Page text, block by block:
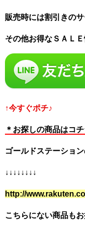
販売時には割引きのサ
その他お得なＳＡＬＥ
↑今すぐポチ♪
＊お探しの商品はコ
ゴールドステーショ
↓↓↓↓↓↓↓↓
http://
こちらにない商品も